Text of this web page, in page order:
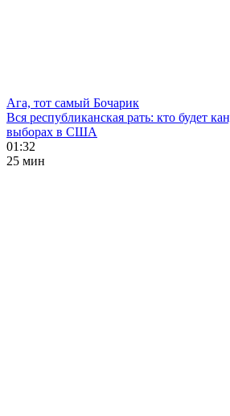
Ага, тот самый Бочарик
Вся республиканская рать: кто будет
выборах в США
01:32
25 мин